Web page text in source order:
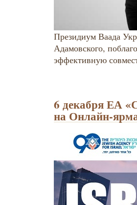
Президиум Ваада
Адамовского,
эффективную
6 декабря ЕА
на Онлайн-